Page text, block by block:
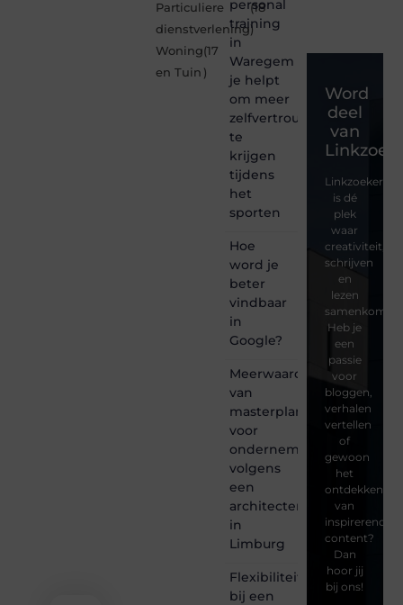
Particuliere
dienstverlening
(18
)
Woning
en Tuin
(17
)
personal
training
in
Waregem
je helpt
om meer
zelfvertrouwen
te
krijgen
tijdens
het
sporten
Hoe
word je
beter
vindbaar
in
Google?
Meerwaarde
van
masterplanning
voor
ondernemingen
volgens
een
architectenbureau
in
Limburg
Flexibiliteit
bij een
Word
deel
van
is dé
plek
waar
creativiteit,
schrijven
en
lezen
samenkomen.
Heb je
een
passie
voor
bloggen,
verhalen
vertellen
of
gewoon
het
ontdekken
van
inspirerende
content?
Dan
hoor jij
bij ons!